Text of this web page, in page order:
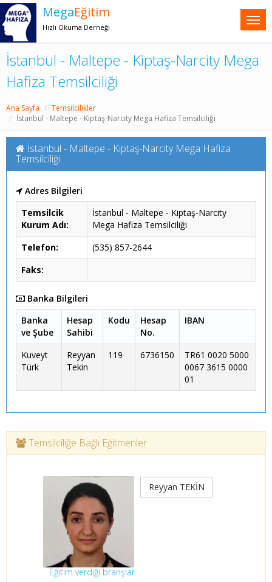
MegaEğitim
Hızlı Okuma Derneği
İstanbul - Maltepe - Kiptaş-Narcity Mega
Hafiza Temsilciliği
Ana Sayfa
Temsilcilikler
İstanbul - Maltepe - Kiptaş-Narcity Mega Hafiza Temsilciliği
İstanbul - Maltepe - Kiptaş-Narcity Mega Hafiza
Temsilciliği
Adres Bilgileri
Temsilcik
Kurum Adı:
İstanbul - Maltepe - Kiptaş-Narcity
Mega Hafiza Temsilciliği
Telefon:
(535) 857-2644
Faks:
Banka Bilgileri
Banka
ve Şube
Hesap
Sahibi
Kodu
Hesap
No.
IBAN
Kuveyt
Türk
Reyyan
Tekin
119 6736150
TR61 0020 5000
0067 3615 0000
01
Temsilciliğe Bağlı Eğitmenler
Reyyan TEKİN
Eğitim verdiği branşlar